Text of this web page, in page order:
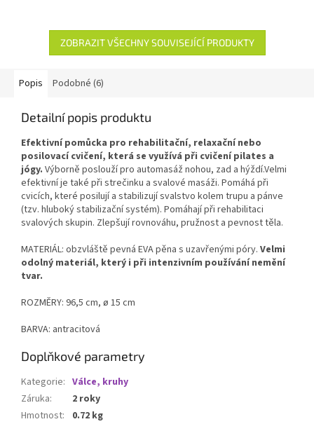
Ideální pro každodenní použití.
alergikům, vyrobená z PTE –
100 % recyklovatelného,
hygienického materiálu bez
ZOBRAZIT VŠECHNY SOUVISEJÍCÍ PRODUKTY
Popis Podobné (6)
Detailní popis produktu
Efektivní pomůcka pro rehabilitační, relaxační nebo
posilovací cvičení, která se využívá při cvičení pilates a
jógy. Výborně poslouží pro automasáž nohou, zad a hýždí.Velmi
efektivní je také při strečinku a svalové masáži. Pomáhá při
cvicích, které posilují a stabilizují svalstvo kolem trupu a pánve
(tzv. hluboký stabilizační systém). Pomáhají při rehabilitaci
svalových skupin. Zlepšují rovnováhu, pružnost a pevnost těla.
MATERIÁL: obzvláště pevná EVA pěna s uzavřenými póry. Velmi
odolný materiál, který i při intenzivním používání nemění
tvar.
ROZMĚRY: 96,5 cm, ø 15 cm
BARVA: antracitová
Doplňkové parametry
Kategorie: Válce, kruhy
Záruka:
2 roky
Hmotnost:
0.72 kg